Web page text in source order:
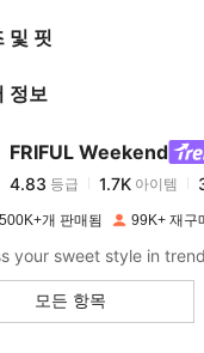
및 핏
정보
FRIFUL Weekend
4.83
4.83 등급 1.7K 아이템
m***i 이(가)하루 전
4.83 1.7K
개 판매됨 99K+ 재구
your sweet style in
모든 항목